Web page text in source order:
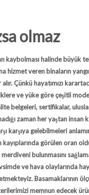
olmaz
kaybolması halinde büyük
hizmet veren binaların
Çünkü hayatımızı
ve yüke göre çeşitli
belgeleri, sertifikalar,
zaman her yaştan insan
karşıya gelebilmeleri
görülen oran
bulunmasını
ve hava olaylarında
Basamaklarının
memnun edecek